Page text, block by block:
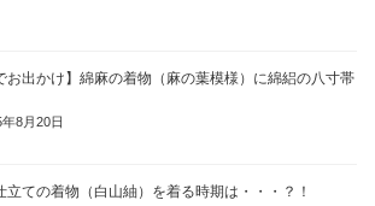
お出かけ】綿麻の着物（麻の葉模様）に綿絽の八寸帯
8月20日
立ての着物（白山紬）を着る時期は・・・？！